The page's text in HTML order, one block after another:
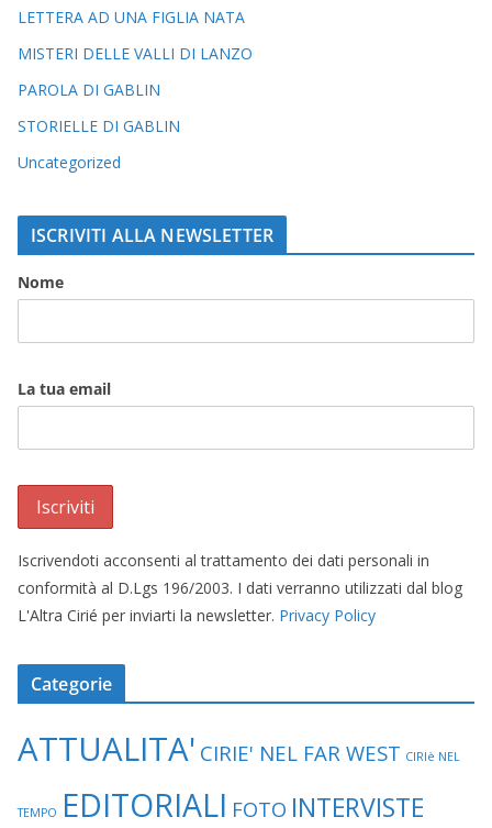
LETTERA AD UNA FIGLIA NATA
MISTERI DELLE VALLI DI LANZO
PAROLA DI GABLIN
STORIELLE DI GABLIN
Uncategorized
ISCRIVITI ALLA NEWSLETTER
Nome
La tua email
Iscrivendoti acconsenti al trattamento dei dati personali in
conformità al D.Lgs 196/2003. I dati verranno utilizzati dal blog
L'Altra Cirié per inviarti la newsletter. Privacy Policy
Categorie
ATTUALITA' CIRIE' NEL FAR WEST CIRIè NEL
TEMPO EDITORIALI FOTO INTERVISTE